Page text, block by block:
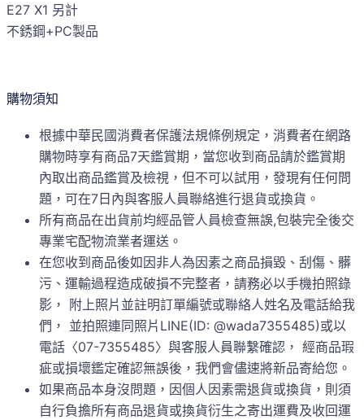
E27 X1 另計
不銹鋼+PC製品
購物須知
根據中華民國消費者保護法規條例規定，消費者在網路
購物時享有商品7天鑑賞期，當您收到商品請於鑑賞期
內取出商品鑑賞及檢視，但不可以試用，發現有任何問
題，可在7日內與客服人員聯絡進行退貨或換貨。
所有商品在出貨前均經品管人員檢查無誤,包裝完全後交
專業宅配物流業者運送。
在您收到商品後如因非人為因素之商品損毀、刮傷、髒
污、運輸過程造成破損不完整者，請務必以手機拍照錄
影， 附上照片並註明訂單編號或聯絡人姓名及電話給我
們， 並拍照連同照片LINE(ID: @wada7355485)或以
電話〈07-7355485〉與客服人員聯繫確認， 經商品瑕
疵或損壞鑑定確認無誤後，我們會儘速將新品寄給您。
如果商品本身沒問題，因個人因素需退貨或換貨，則須
自行負擔所有商品退貨或換貨衍生之寄出運費及收回運